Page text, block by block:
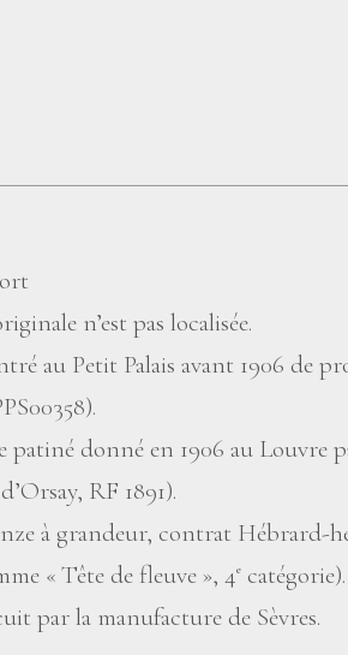
n’est pas localisée.
au Petit Palais avant 1906 de
patiné donné en 1906 au Louvre
RF 1891).
à grandeur, contrat Hébrard-
« Tête de fleuve », 4e catégorie).
par la manufacture de Sèvres.